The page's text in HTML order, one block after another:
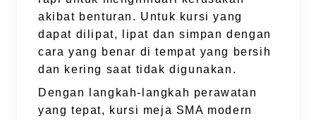
akibat benturan. Untuk kursi yang
dapat dilipat, lipat dan simpan dengan
cara yang benar di tempat yang bersih
dan kering saat tidak digunakan.
Dengan langkah-langkah perawatan
yang tepat, kursi meja SMA modern